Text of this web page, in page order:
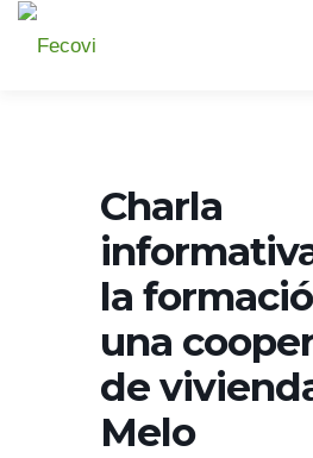
Saltar
BIBLIOTECA PREGUNTAS
Charla
la
una
de
Melo